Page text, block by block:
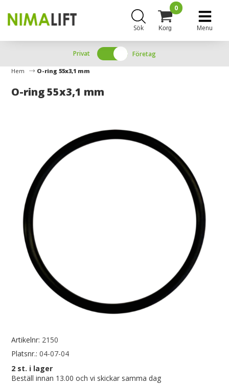
Sök Korg
0
Menu
Privat Företag
Hem O-ring 55x3,1 mm
O-ring 55x3,1 mm
Artikelnr: 2150
Platsnr.: 04-07-04
2 st. i lager
Beställ innan 13.00 och vi skickar samma dag